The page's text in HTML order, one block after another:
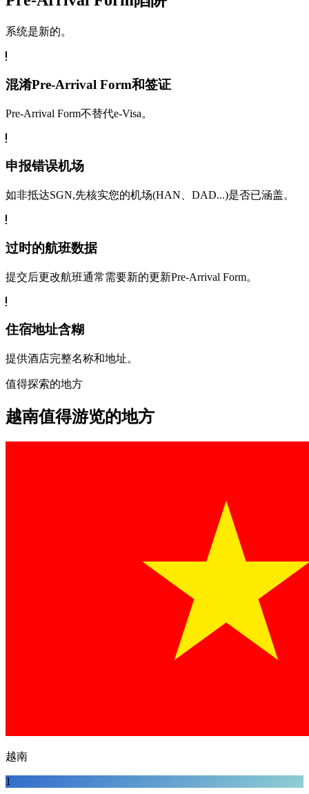
系统是新的。
混淆Pre-Arrival Form和签证
Pre-Arrival Form不替代e-Visa。
申报错误机场
如非抵达SGN,先核实您的机场(HAN、DAD...)是否已涵盖。
过时的航班数据
提交后更改航班通常需要新的更新Pre-Arrival Form。
住宿地址含糊
提供酒店完整名称和地址。
值得探索的地方
越南值得游览的地方
越南
1